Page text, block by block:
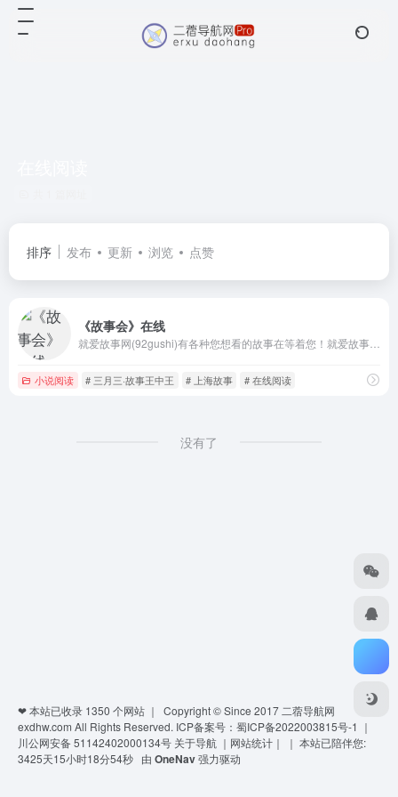
排序 发布 更新 浏览 点赞
《故事会》在线
小说阅读 # 三月三·故事王中王 # 上海故事 # 在线阅读
没有了
❤ 本站已收录 1350 个网站 ｜ Copyright © Since 2017 二蓿导航网
exdhw.com All Rights Reserved. ICP备案号：蜀ICP备2022003815号-1 ｜
川公网安备 51142402000134号 关于导航 ｜ 网站统计 ｜ ｜ 本站已陪伴您:
3425天15小时18分54秒 由 OneNav强力驱动